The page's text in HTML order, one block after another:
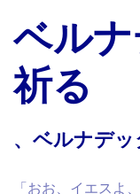
ベル
祈る
、ベルナデ
「おお、イエスよ